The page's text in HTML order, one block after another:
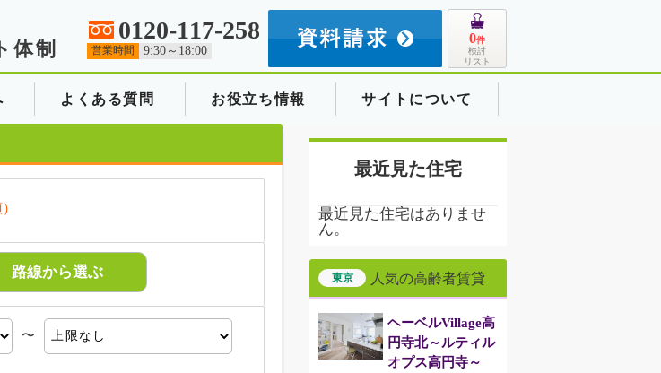
体制
0120-117-258
営業時間 9:30～18:00
0件
検討
リスト
よくある質問 お役立ち情報 サイトについて
路線から選ぶ
〜
最近見た住宅
最近見た住宅はありませ
ん。
東京 人気の高齢者賃貸
ヘーベルVillage高
円寺北～ルティル
オプス高円寺～